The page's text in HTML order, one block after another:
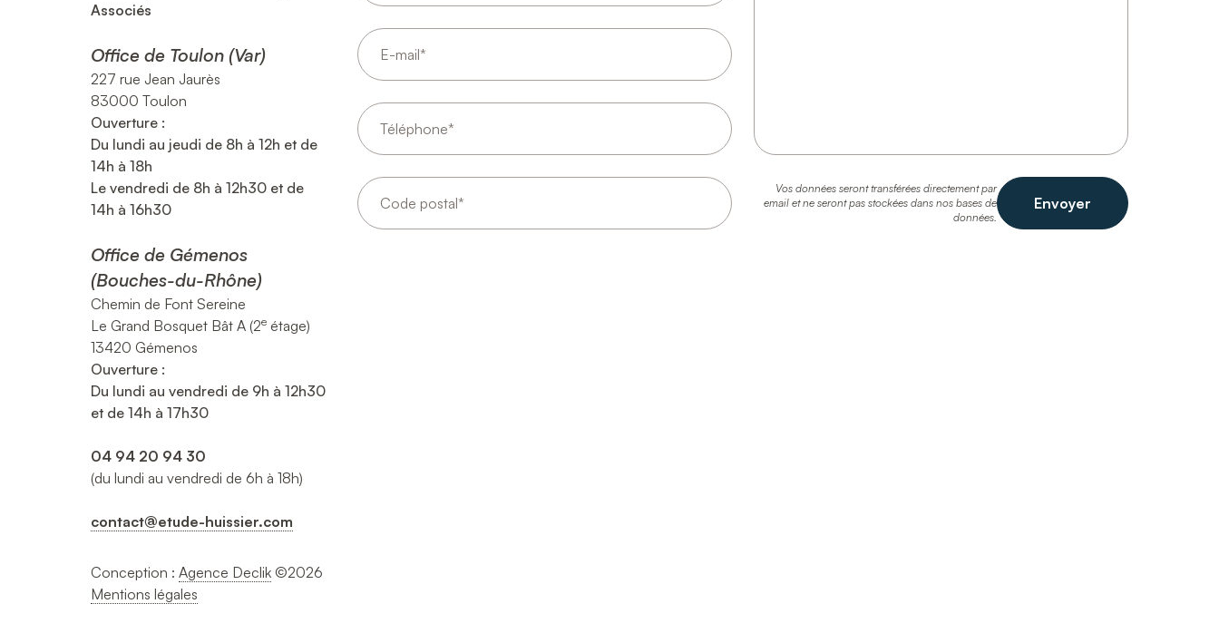
Associés
Office de Toulon (Var)
227 rue Jean Jaurès
83000 Toulon
Ouverture :
Du lundi au jeudi de 8h à 12h et de
14h à 18h
Le vendredi de 8h à 12h30 et de
14h à 16h30
Office de Gémenos
(Bouches-du-Rhône)
Chemin de Font Sereine
Le Grand Bosquet Bât A (2e étage)
13420 Gémenos
Ouverture :
Du lundi au vendredi de 9h à 12h30
et de 14h à 17h30
04 94 20 94 30
(du lundi au vendredi de 6h à 18h)
contact@etude-huissier.com
Conception : Agence Declik ©2026
Mentions légales
Vos données seront transférées directement par
email et ne seront pas stockées dans nos bases de
données.
Envoyer